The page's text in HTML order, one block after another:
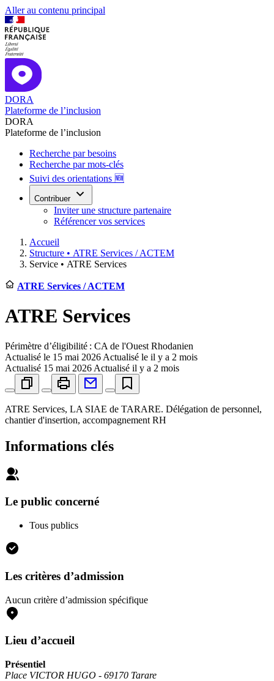
Aller au contenu principal
DORA
Plateforme de l’inclusion
DORA
Plateforme de l’inclusion
Recherche par besoins
Recherche par mots-clés
Suivi des orientations 🆕
Contribuer
Inviter une structure partenaire
Référencer vos services
Accueil
Structure • ATRE Services / ACTEM
Service • ATRE Services
ATRE Services / ACTEM
ATRE Services
Périmètre d’éligibilité : CA de l'Ouest Rhodanien
Actualisé le 15 mai 2026 Actualisé le il y a 2 mois
Actualisé 15 mai 2026 Actualisé il y a 2 mois
ATRE Services, LA SIAE de TARARE. Délégation de personnel,
chantier d'insertion, accompagnement RH
Informations clés
Le public concerné
Tous publics
Les critères d’admission
Aucun critère d’admission spécifique
Lieu d’accueil
Présentiel
Place VICTOR HUGO - 69170 Tarare